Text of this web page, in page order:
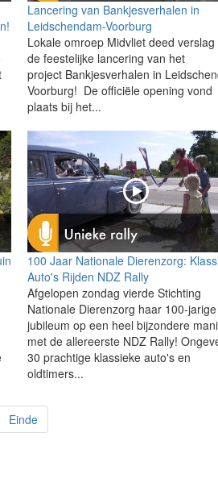
Lancering van Bankjesverhalen in
Leidschendam-Voorburg
Lokale omroep Midvliet deed verslag
de feestelijke lancering van het
project Bankjesverhalen in
Voorburg! De officiële opening vond
plaats bij het...
100 Jaar Nationale Dierenzorg:
Auto's Rijden NDZ Rally
Afgelopen zondag vierde Stichting
Nationale Dierenzorg haar 100-jarige
jubileum op een heel bijzondere
met de allereerste NDZ Rally!
30 prachtige klassieke auto's en
oldtimers...
Einde